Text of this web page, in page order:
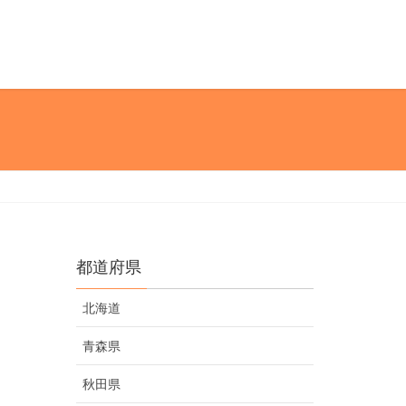
都道府県
北海道
青森県
秋田県